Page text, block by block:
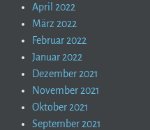
April 2022
März 2022
Februar 2022
Januar 2022
Dezember 2021
November 2021
Oktober 2021
September 2021